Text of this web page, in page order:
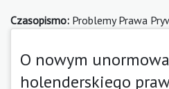
Czasopismo: Problemy Prawa
O nowym
holenderskiego